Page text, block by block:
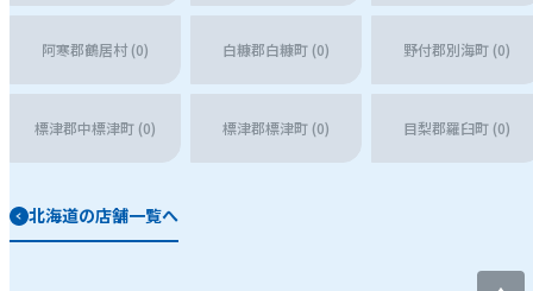
阿寒郡鶴居村 (0) 白糠郡白糠町 (0) 野付郡別海町 (0)
標津郡中標津町 (0) 標津郡標津町 (0) 目梨郡羅臼町 (0)
北海道の店舗一覧へ